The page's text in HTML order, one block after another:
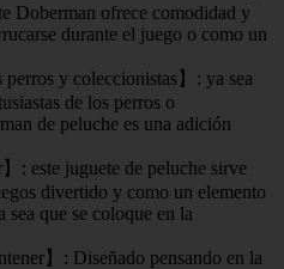
Doberman ofrece comodidad y
durante el juego o como un
perros y coleccionistas】: ya sea
de los perros o
de peluche es una adición
: este juguete de peluche sirve
divertido y como un elemento
sea que se coloque en la
】: Diseñado pensando en la